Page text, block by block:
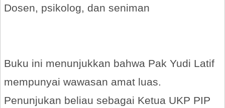
Dosen, psikolog, dan seniman
Buku ini menunjukkan bahwa Pak Yudi Latif
mempunyai wawasan amat luas.
Penunjukan beliau sebagai Ketua UKP PIP